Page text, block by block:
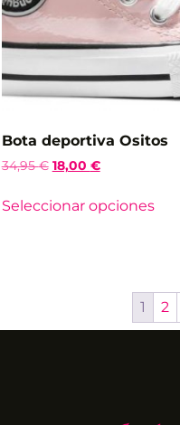
Bota deportiva Ositos
34,95€ 18,00 €
Seleccionar opciones
1 2